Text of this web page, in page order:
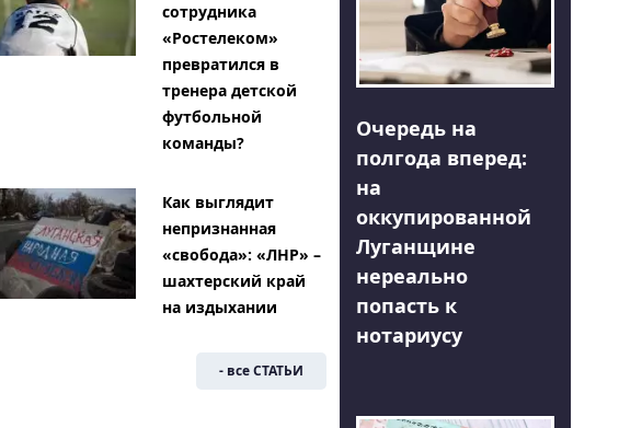
сотрудника
«Ростелеком»
превратился в
тренера детской
футбольной
команды?
Как выглядит
непризнанная
«свобода»: «ЛНР» –
шахтерский край
на издыхании
- все СТАТЬИ
Очередь на
полгода вперед:
на
оккупированной
Луганщине
нереально
попасть к
нотариусу